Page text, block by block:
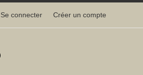
Se connecter Créer un compte